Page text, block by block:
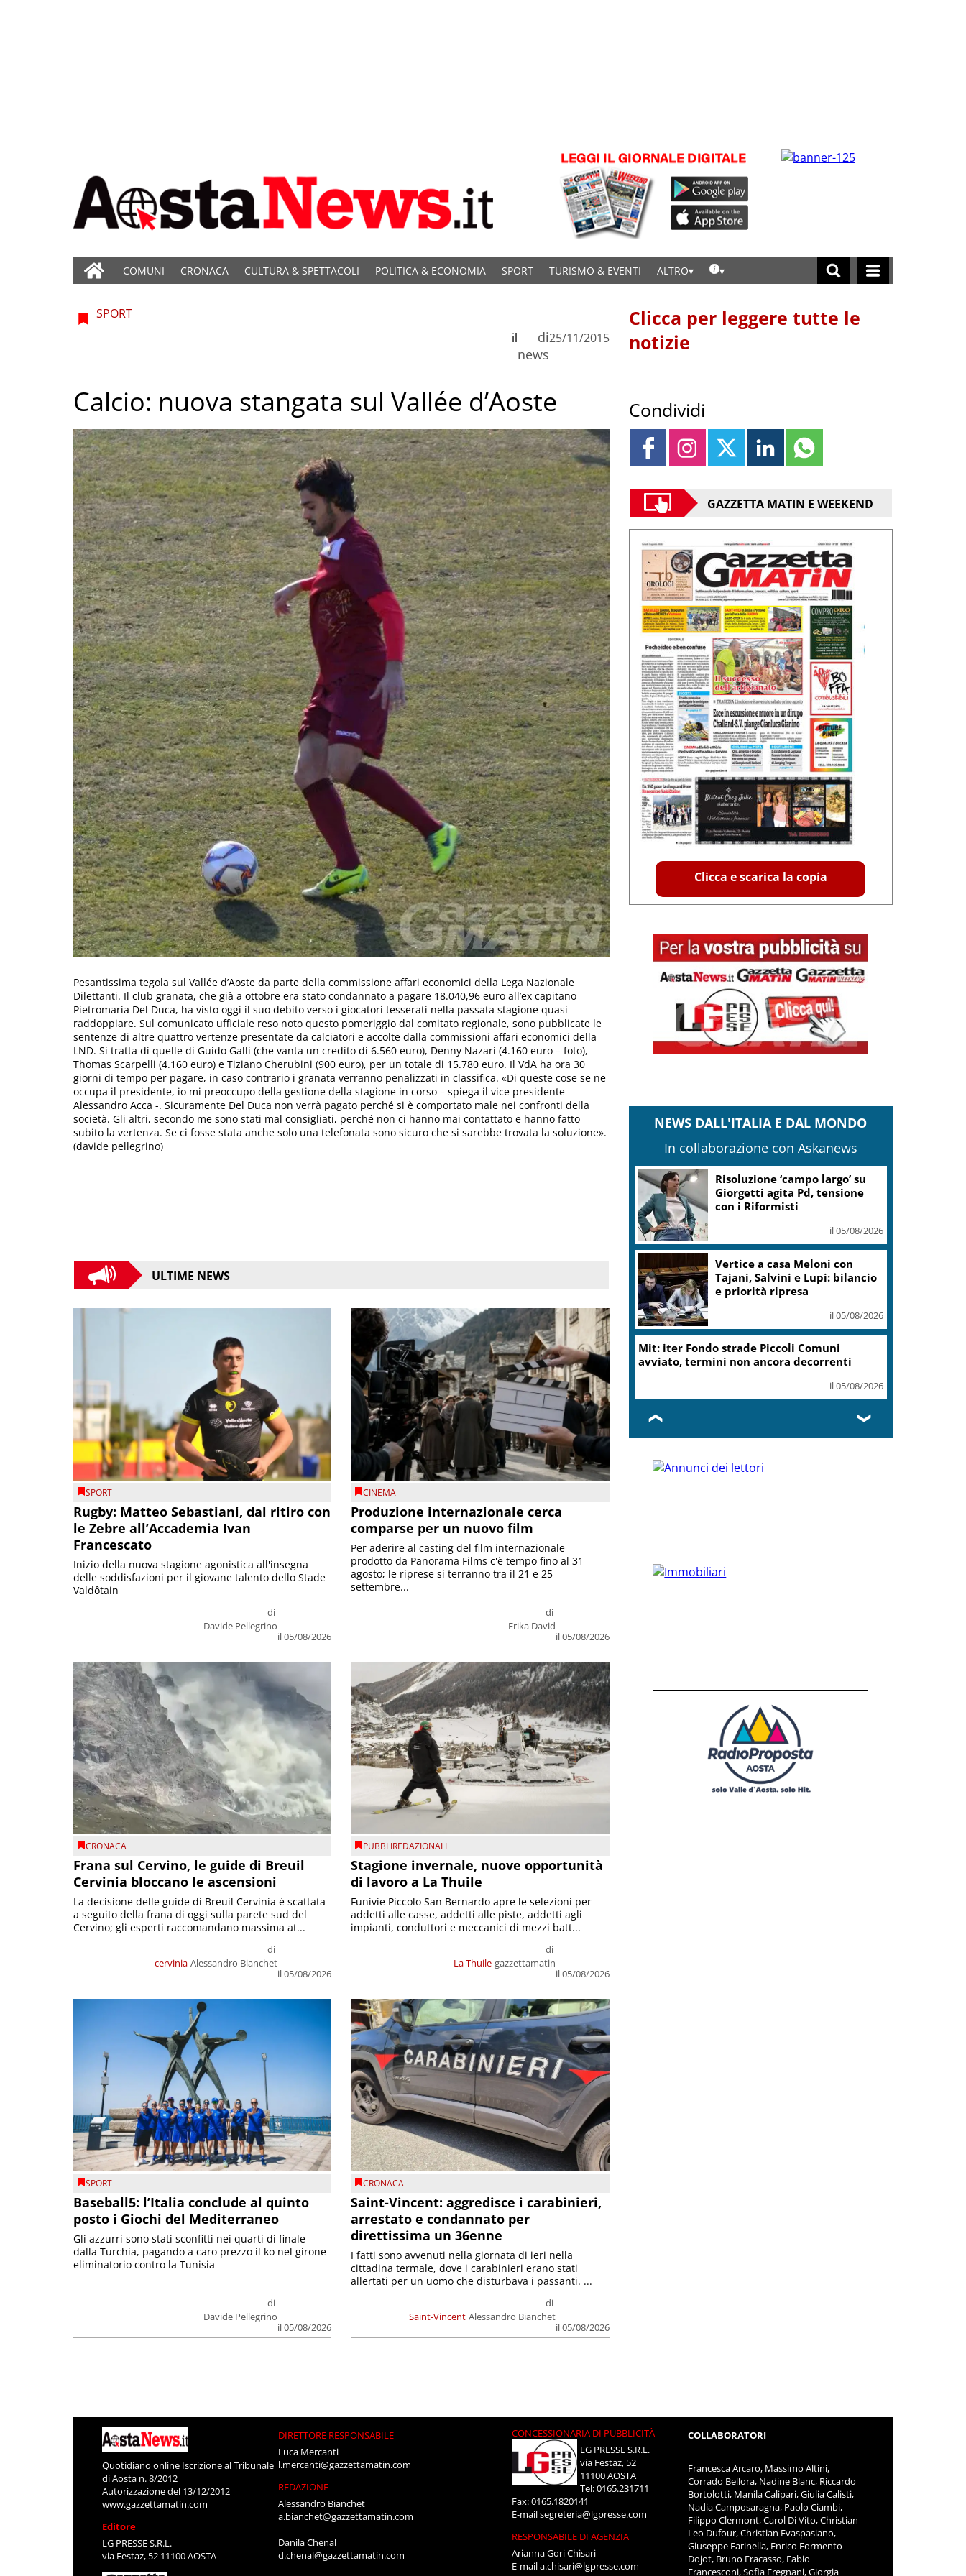
COMUNI CRONACA CULTURA & SPETTACOLI POLITICA & ECONOMIA SPORT TURISMO & EVENTI ALTRO
SPORT
di
news
il 25/11/2015
Calcio: nuova stangata sul Vallée d’Aoste
Pesantissima tegola sul Vallée d’Aoste da parte della commissione affari economici della Lega Nazionale
Dilettanti. Il club granata, che già a ottobre era stato condannato a pagare 18.040,96 euro all’ex capitano
Pietromaria Del Duca, ha visto oggi il suo debito verso i giocatori tesserati nella passata stagione quasi
raddoppiare. Sul comunicato ufficiale reso noto questo pomeriggio dal comitato regionale, sono pubblicate le
sentenze di altre quattro vertenze presentate da calciatori e accolte dalla commissioni affari economici della
LND. Si tratta di quelle di Guido Galli (che vanta un credito di 6.560 euro), Denny Nazari (4.160 euro – foto),
Thomas Scarpelli (4.160 euro) e Tiziano Cherubini (900 euro), per un totale di 15.780 euro. Il VdA ha ora 30
giorni di tempo per pagare, in caso contrario i granata verranno penalizzati in classifica. «Di queste cose se ne
occupa il presidente, io mi preoccupo della gestione della stagione in corso – spiega il vice presidente
Alessandro Acca -. Sicuramente Del Duca non verrà pagato perché si è comportato male nei confronti della
società. Gli altri, secondo me sono stati mal consigliati, perché non ci hanno mai contattato e hanno fatto
subito la vertenza. Se ci fosse stata anche solo una telefonata sono sicuro che si sarebbe trovata la soluzione».
(davide pellegrino)
ULTIME NEWS
SPORT
Rugby: Matteo Sebastiani, dal ritiro con
le Zebre all’Accademia Ivan
Francescato
di
Davide Pellegrino
il 05/08/2026
Inizio della nuova stagione agonistica all'insegna
delle soddisfazioni per il giovane talento dello Stade
Valdôtain
CINEMA
Produzione internazionale cerca
comparse per un nuovo film
di
Erika David
il 05/08/2026
Per aderire al casting del film internazionale
prodotto da Panorama Films c'è tempo fino al 31
agosto; le riprese si terranno tra il 21 e 25
settembre...
CRONACA
Frana sul Cervino, le guide di Breuil
Cervinia bloccano le ascensioni
cervinia
di
Alessandro Bianchet
il 05/08/2026
La decisione delle guide di Breuil Cervinia è scattata
a seguito della frana di oggi sulla parete sud del
Cervino; gli esperti raccomandano massima at...
PUBBLIREDAZIONALI
Stagione invernale, nuove opportunità
di lavoro a La Thuile
La Thuile
di
gazzettamatin
il 05/08/2026
Funivie Piccolo San Bernardo apre le selezioni per
addetti alle casse, addetti alle piste, addetti agli
impianti, conduttori e meccanici di mezzi batt...
SPORT
Baseball5: l’Italia conclude al quinto
posto i Giochi del Mediterraneo
di
Davide Pellegrino
il 05/08/2026
Gli azzurri sono stati sconfitti nei quarti di finale
dalla Turchia, pagando a caro prezzo il ko nel girone
eliminatorio contro la Tunisia
CRONACA
Saint-Vincent: aggredisce i carabinieri,
arrestato e condannato per
direttissima un 36enne
Saint-Vincent
di
Alessandro Bianchet
il 05/08/2026
I fatti sono avvenuti nella giornata di ieri nella
cittadina termale, dove i carabinieri erano stati
allertati per un uomo che disturbava i passanti. ...
Clicca per leggere tutte le
notizie
Condividi
GAZZETTA MATIN E WEEKEND
Clicca e scarica la copia
NEWS DALL'ITALIA E DAL MONDO
In collaborazione con Askanews
Risoluzione ‘campo largo’ su
Giorgetti agita Pd, tensione
con i Riformisti
il 05/08/2026
Vertice a casa Meloni con
Tajani, Salvini e Lupi: bilancio
e priorità ripresa
il 05/08/2026
Mit: iter Fondo strade Piccoli Comuni
avviato, termini non ancora decorrenti
il 05/08/2026
❮ ❯
Quotidiano online Iscrizione al Tribunale
di Aosta n. 8/2012
Autorizzazione del 13/12/2012
www.gazzettamatin.com
Editore
LG PRESSE S.R.L.
via Festaz, 52 11100 AOSTA
DIRETTORE RESPONSABILE
Luca Mercanti
l.mercanti@gazzettamatin.com
REDAZIONE
Alessandro Bianchet
a.bianchet@gazzettamatin.com
Danila Chenal
d.chenal@gazzettamatin.com
CONCESSIONARIA DI PUBBLICITÀ
LG PRESSE S.R.L.
via Festaz, 52
11100 AOSTA
Tel: 0165.231711
Fax: 0165.1820141
E-mailsegreteria@lgpresse.com
RESPONSABILE DI AGENZIA
Arianna Gori Chisari
E-maila.chisari@lgpresse.com
COLLABORATORI
Francesca Arcaro, Massimo Altini,
Corrado Bellora, Nadine Blanc, Riccardo
Bortolotti, Manila Calipari, Giulia Calisti,
Nadia Camposaragna, Paolo Ciambi,
Filippo Clermont, Carol Di Vito, Christian
Leo Dufour, Christian Evaspasiano,
Giuseppe Farinella, Enrico Formento
Dojot, Bruno Fracasso, Fabio
Francesconi, Sofia Fregnani, Giorgia